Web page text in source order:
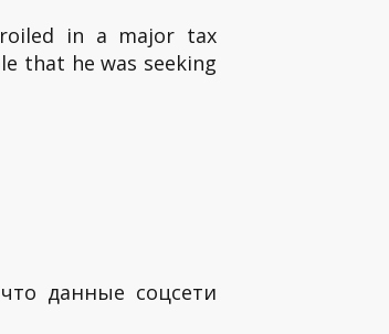
in a major tax
that he was seeking
данные соцсети